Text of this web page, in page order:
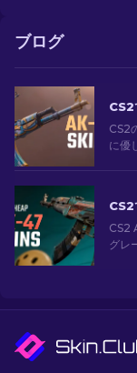
ブログ
CS2
に優
CS2
グレ